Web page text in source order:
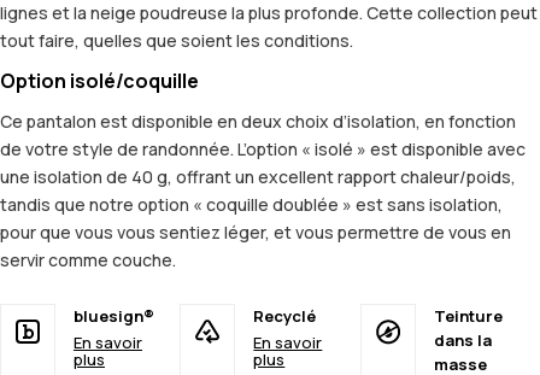
lignes et la neige poudreuse la plus profonde. Cette collection peut
tout faire, quelles que soient les conditions.
Option isolé/coquille
Ce pantalon est disponible en deux choix d’isolation, en fonction
de votre style de randonnée. L’option « isolé » est disponible avec
une isolation de 40 g, offrant un excellent rapport chaleur/poids,
tandis que notre option « coquille doublée » est sans isolation,
pour que vous vous sentiez léger, et vous permettre de vous en
servir comme couche.
bluesign®
En savoir
plus
Recyclé
En savoir
plus
Teinture
dans la
masse